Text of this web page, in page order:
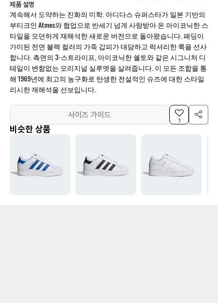
제품 설명
계속해서 도약하는 진화의 미학. 아디다스 슈퍼스타가 일본 기반의
부티크인 Atmos와 협업으로 반세기 넘게 사랑받아 온 아이코닉한 스
타일을 모던하게 재해석한 새로운 버전으로 돌아왔습니다. 패딩이
가미된 전면 블랙 컬러의 가죽 갑피가 대담하고 럭셔리한 룩을 선사
합니다. 측면의 3-스트라이프, 아이코닉한 쉘토와 같은 시그니처 디
테일이 변함없는 오리지널 실루엣을 살려줍니다. 이 모든 조합을 통
해 1969년에 최고의 농구화로 탄생한 전설적인 슈즈에 대한 스타일
리시한 재해석을 선보입니다.
사이즈 가이드
1
비슷한 상품